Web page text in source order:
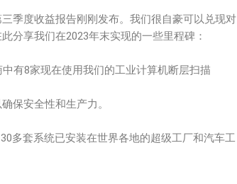
季度收益报告刚刚发布。我们很自豪可以兑现对
分享我们在2023年末实现的一些里程碑：
有8家现在使用我们的工业计算机断层扫描
保安全性和生产力。
多套系统已安装在世界各地的超级工厂和汽车工